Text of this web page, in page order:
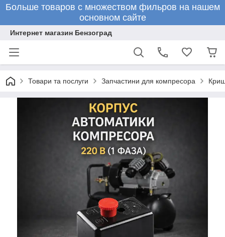
Больше товаров с множеством фильров на нашем
основном сайте
Интернет магазин Бензоград
Товари та послуги Запчастини для компресора